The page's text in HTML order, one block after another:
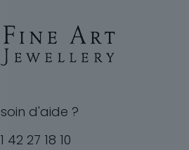
d'aide ?
42 27 18 10